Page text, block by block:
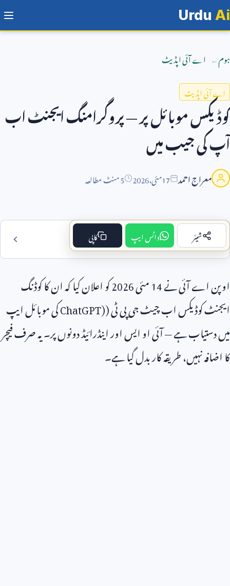
Urdu Ai
ہوم اے آئی اپڈیٹ
اے آئی اپڈیٹ
کوڈیکس موبائل پر — پروگرامنگ ایجنٹ اب
آپ کی جیب میں
معراج احمد 17مئی،2026 5 منٹ مطالعہ
فہرست مضمون
اوپن اے آئی نے14مئی2026کو اعلان کیا کہ ان کا کوڈنگ
ایجنٹ کوڈیکس اب چیٹ جی پی ٹی (ChatGPT)کی موبائل ایپ
میں دستیاب ہے — آئی او ایس اور اینڈرائیڈ دونوں پر۔ یہ صرف فیچر
کا اضافہ نہیں، طریقہ کار بدل گیا ہے۔
شیئر واٹس ایپ کاپی